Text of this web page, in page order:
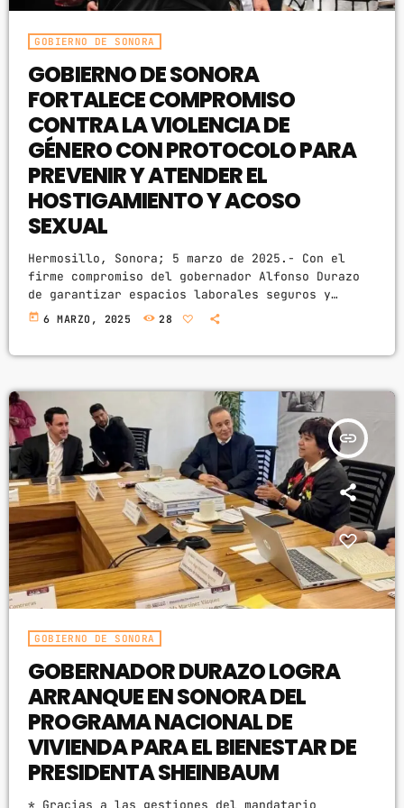
CHART
1 SUNSHINE
TOMMY BLUES
2 SUPER NATURAL
JAMIE TOCK add_shopping_cart
3 INTO THE SKY
MIKE LOST
FULL TRACKLIST
GOBIERNO DE SONORA
GOBIERNO DE SONORA
FORTALECE COMPROMISO
CONTRA LA VIOLENCIA DE
GÉNERO CON PROTOCOLO PARA
PREVENIR Y ATENDER EL
HOSTIGAMIENTO Y ACOSO
SEXUAL
Hermosillo, Sonora; 5 marzo de 2025.- Con el
firme compromiso del gobernador Alfonso Durazo
de garantizar espacios laborales seguros y
libres de violencia, el Gobierno de Sonora, a
Este instrumento establece lineamientos claros
para la prevención, detección, atención y
sanción de estas […]
today 6 MARZO, 2025 28
insert_link
GOBIERNO DE SONORA
GOBERNADOR DURAZO LOGRA
ARRANQUE EN SONORA DEL
PROGRAMA NACIONAL DE
VIVIENDA PARA EL BIENESTAR DE
PRESIDENTA SHEINBAUM
* Gracias a las gestiones del mandatario